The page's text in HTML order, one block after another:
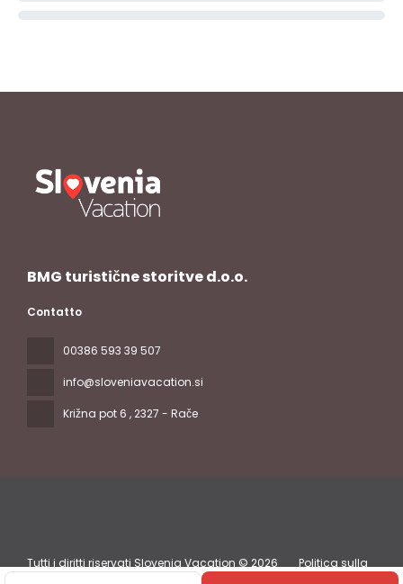
BMG turistične storitve d.o.o.
Contatto
00386 593 39 507
info@sloveniavacation.si
Križna pot 6 , 2327 - Rače
Tutti i diritti riservati Slovenia Vacation © 2026
Politica sulla
privacy